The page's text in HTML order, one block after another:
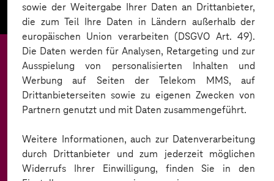
sowie der Weitergabe Ihrer Daten an Drittanbieter,
die zum Teil Ihre Daten in Ländern außerhalb der
europäischen Union verarbeiten (DSGVO Art. 49).
Die Daten werden für Analysen, Retargeting und zur
Ausspielung von personalisierten Inhalten und
Werbung auf Seiten der Telekom MMS, auf
Drittanbieterseiten sowie zu eigenen Zwecken von
Partnern genutzt und mit Daten zusammengeführt.
Weitere Informationen, auch zur Datenverarbeitung
durch Drittanbieter und zum jederzeit möglichen
Widerrufs Ihrer Einwilligung, finden Sie in den
KI-Einsatz in der
Erleben Sie, wie künstliche Intelligenz die
Immobilienwirtschaft verändert: Automatisierte